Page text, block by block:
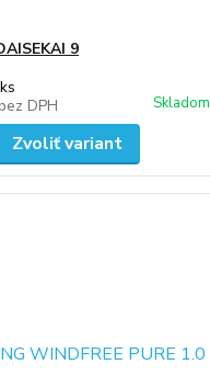
9
ks
bez DPH Skladom
Zvoliť variant